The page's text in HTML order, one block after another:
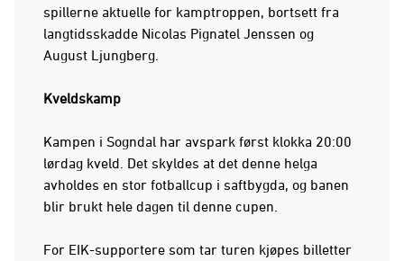
spillerne aktuelle for kamptroppen, bortsett fra
langtidsskadde Nicolas Pignatel Jenssen og
August Ljungberg.
Kveldskamp
Kampen i Sogndal har avspark først klokka 20:00
lørdag kveld. Det skyldes at det denne helga
avholdes en stor fotballcup i saftbygda, og banen
blir brukt hele dagen til denne cupen.
For EIK-supportere som tar turen kjøpes billetter